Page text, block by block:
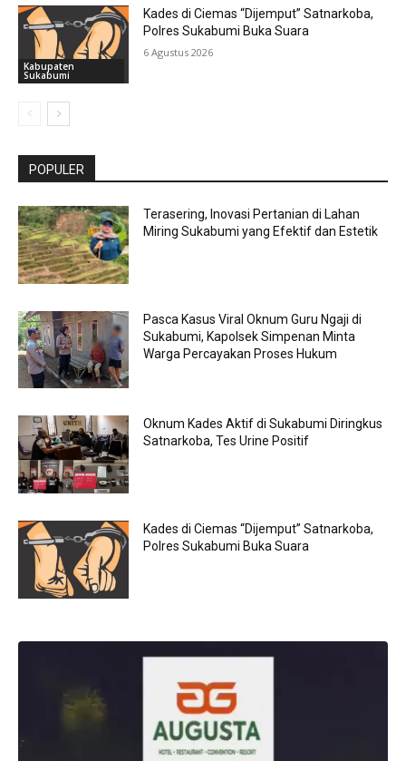
Kabupaten
Sukabumi
Kades di Ciemas “Dijemput” Satnarkoba,
Polres Sukabumi Buka Suara
6 Agustus 2026
POPULER
Terasering, Inovasi Pertanian di Lahan
Miring Sukabumi yang Efektif dan Estetik
Pasca Kasus Viral Oknum Guru Ngaji di
Sukabumi, Kapolsek Simpenan Minta
Warga Percayakan Proses Hukum
Oknum Kades Aktif di Sukabumi Diringkus
Satnarkoba, Tes Urine Positif
Kades di Ciemas “Dijemput” Satnarkoba,
Polres Sukabumi Buka Suara